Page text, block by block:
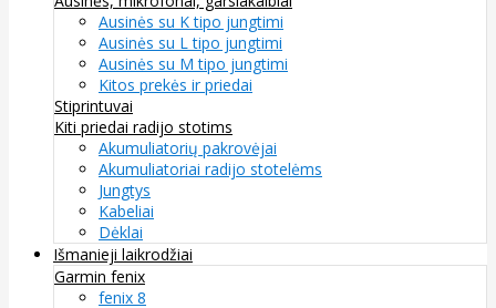
Ausinės su K tipo jungtimi
Ausinės su L tipo jungtimi
Ausinės su M tipo jungtimi
Kitos prekės ir priedai
Stiprintuvai
Kiti priedai radijo stotims
Akumuliatorių pakrovėjai
Akumuliatoriai radijo stotelėms
Jungtys
Kabeliai
Dėklai
Išmanieji laikrodžiai
Garmin fenix
fenix 8